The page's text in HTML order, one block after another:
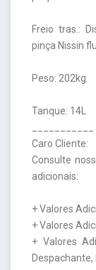
Freio tras.:
pinça Nissin
Peso: 202kg
Tanque: 14L
Caro Cliente:
Consulte
adicionais:
+ Valores
+ Valores
+ Valores
Despachante,